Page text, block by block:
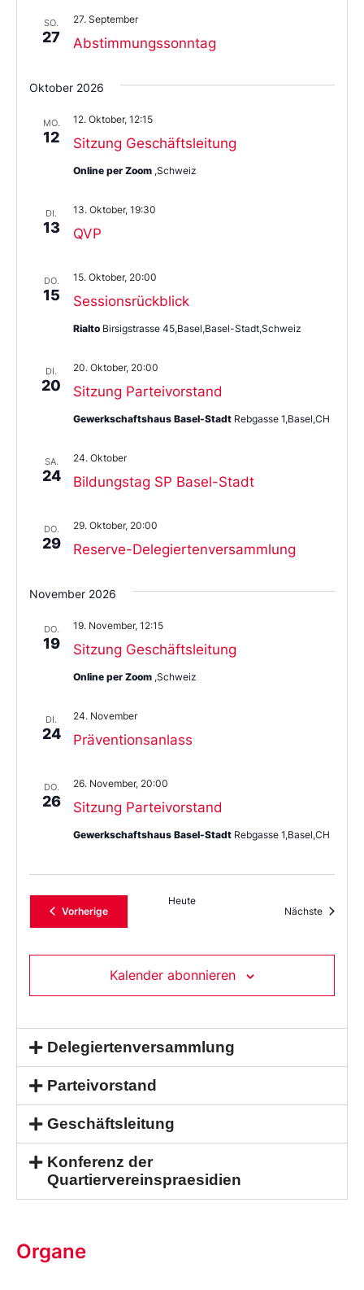
SO.
27 Abstimmungssonntag
27. September
Oktober 2026
MO.
12 Sitzung Geschäftsleitung
12. Oktober, 12:15
Online per Zoom ,Schweiz
DI.
13 QVP
13. Oktober, 19:30
DO.
15 Sessionsrückblick
15. Oktober, 20:00
Rialto Birsigstrasse 45,Basel,Basel-Stadt,Schweiz
DI.
20 Sitzung Parteivorstand
20. Oktober, 20:00
Gewerkschaftshaus Basel-Stadt Rebgasse 1,Basel,CH
SA.
24 Bildungstag SP Basel-Stadt
24. Oktober
DO.
29 Reserve-Delegiertenversammlung
29. Oktober, 20:00
November 2026
DO.
19 Sitzung Geschäftsleitung
19. November, 12:15
Online per Zoom ,Schweiz
DI.
24 Präventionsanlass
24. November
DO.
26 Sitzung Parteivorstand
26. November, 20:00
Gewerkschaftshaus Basel-Stadt Rebgasse 1,Basel,CH
VorherigeVeranstaltungen
Heute
Nächste
Kalender abonnieren
Delegiertenversammlung
Parteivorstand
Geschäftsleitung
Konferenz der
Quartiervereinspraesidien
Organe